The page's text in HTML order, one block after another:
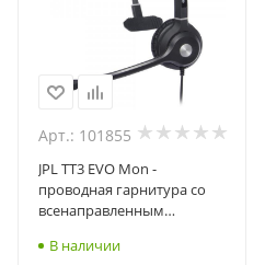
Арт.: 101855
JPL TT3 EVO Mon -
проводная гарнитура со
всенаправленным
разъем QD, один динамик
В наличии